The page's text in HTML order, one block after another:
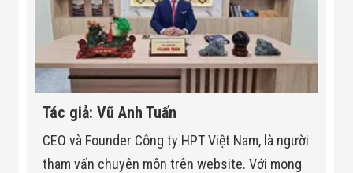
Tác giả: Vũ Anh Tuấn
CEO và Founder Công ty HPT Việt Nam, là người
tham vấn chuyên môn trên website. Với mong